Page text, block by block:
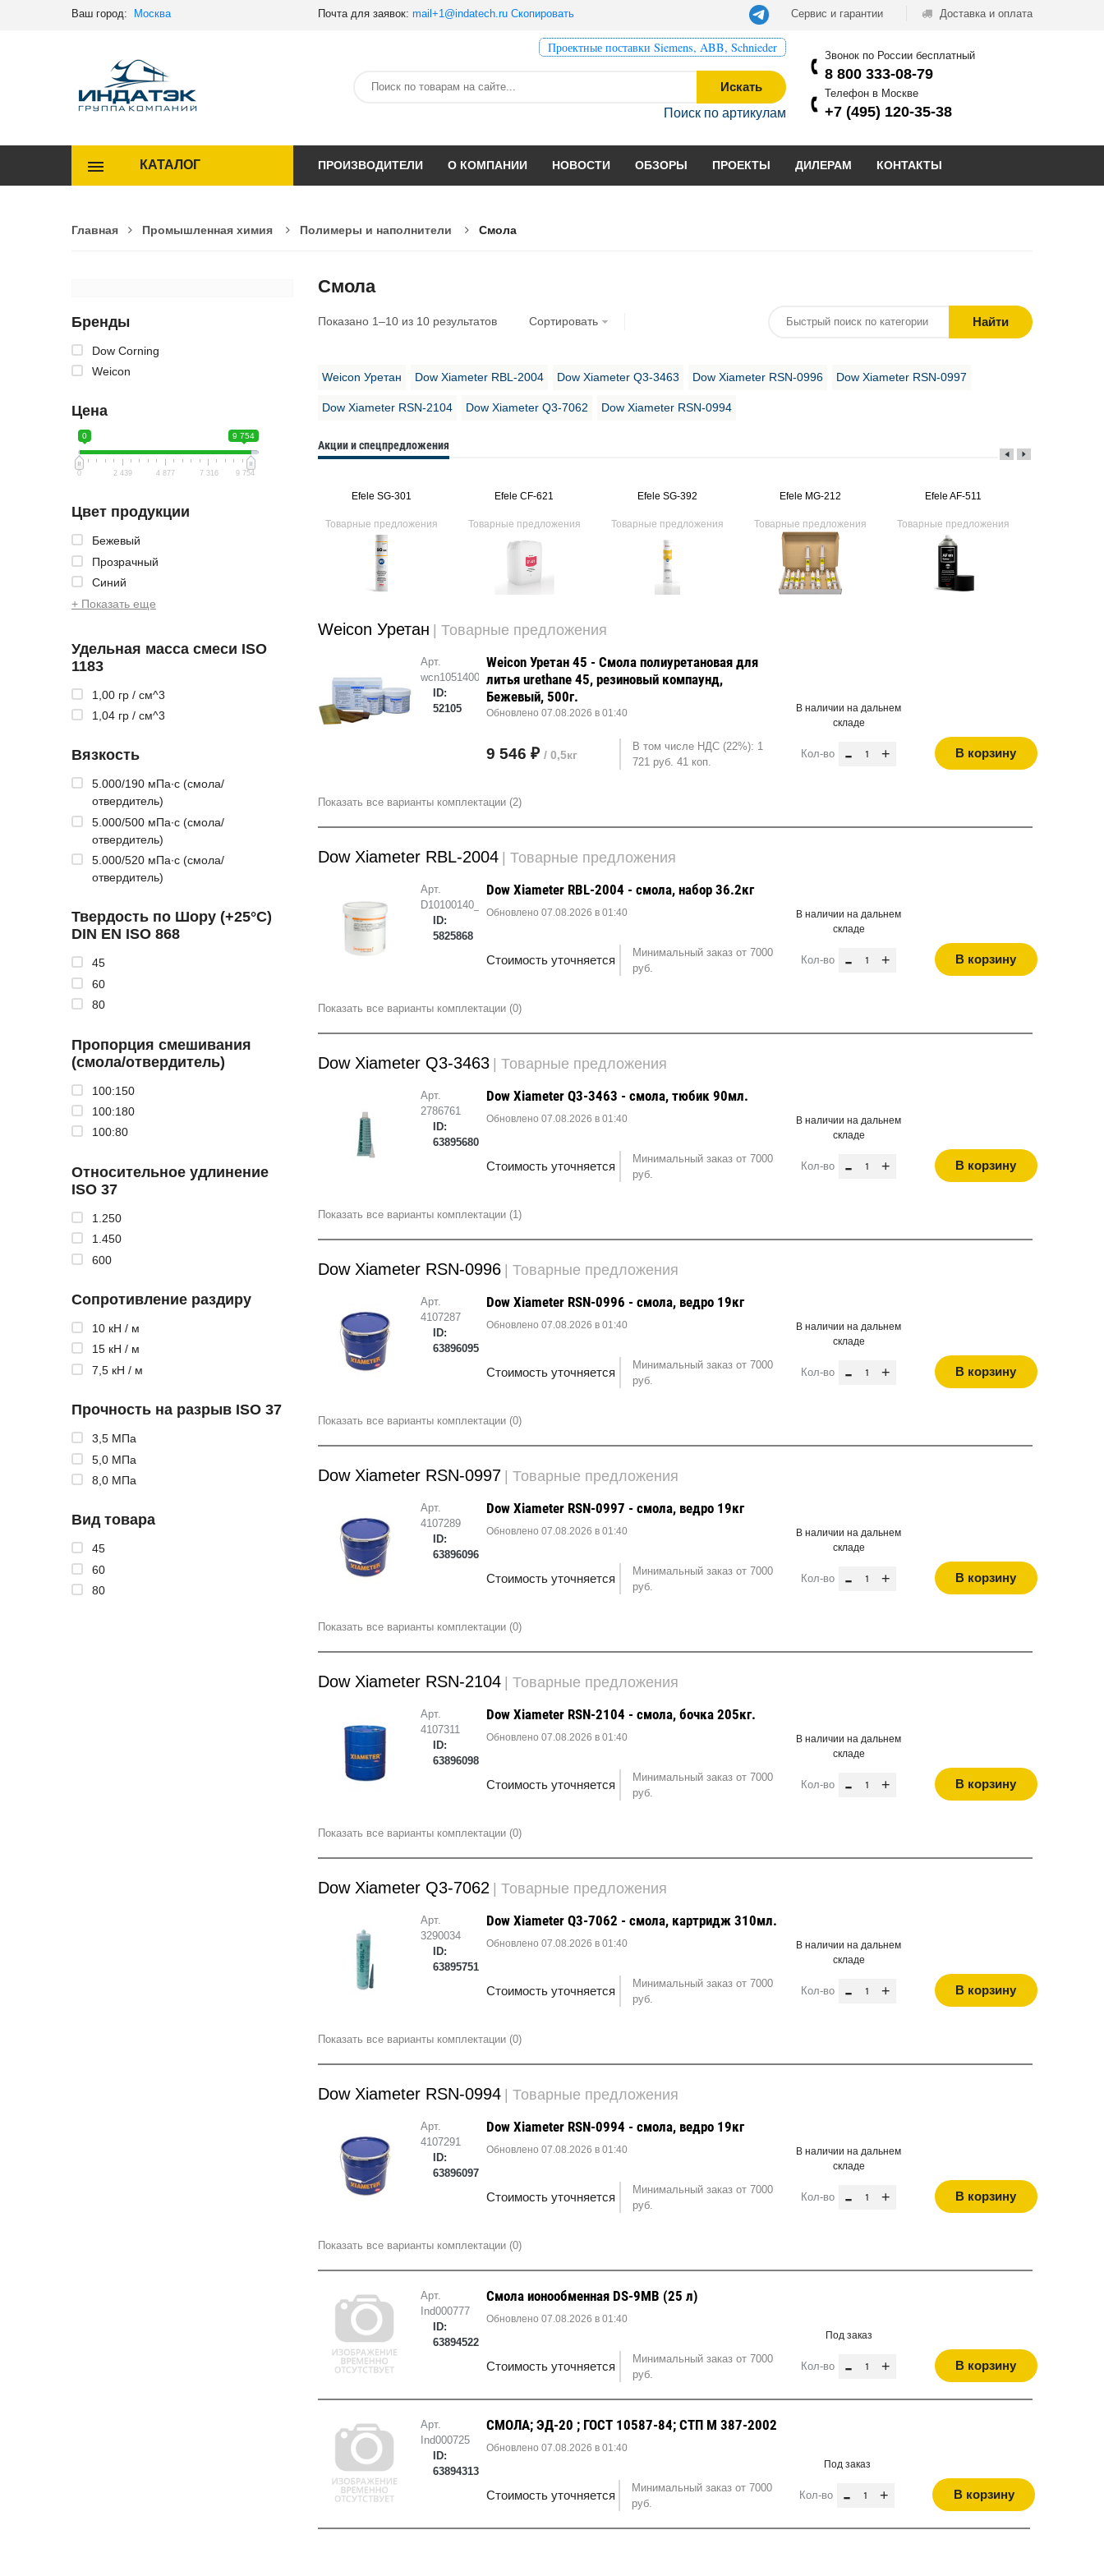
Ваш город: Москва Почта для заявок: mail+1@indatech.ru Скопировать Сервис и гарантии Доставка и оплата
Проектные поставки Siemens, ABB, Schnieder
Искать
Поиск по артикулам
Звонок по России бесплатный
8 800 333-08-79
Телефон в Москве
+7 (495) 120-35-38
КАТАЛОГ ПРОИЗВОДИТЕЛИ О КОМПАНИИ НОВОСТИ ОБЗОРЫ ПРОЕКТЫ ДИЛЕРАМ КОНТАКТЫ
Главная Промышленная химия Полимеры и наполнители Смола
Бренды
Dow Corning
Weicon
Цена
0 9 754
0 2 439 4 877 7 316 9 754
Цвет продукции
Бежевый
Прозрачный
Синий
+ Показать еще
Удельная масса смеси ISO
1183
1,00 гр / см^3
1,04 гр / см^3
Вязкость
5.000/190 мПа∙с (смола/
отвердитель)
5.000/500 мПа∙с (смола/
отвердитель)
5.000/520 мПа∙с (смола/
отвердитель)
Твердость по Шору (+25°C)
DIN EN ISO 868
45
60
80
Пропорция смешивания
(смола/отвердитель)
100:150
100:180
100:80
Относительное удлинение
ISO 37
1.250
1.450
600
Сопротивление раздиру
10 кН / м
15 кН / м
7,5 кН / м
Прочность на разрыв ISO 37
3,5 МПа
5,0 МПа
8,0 МПа
Вид товара
45
60
80
Смола
Показано 1–10 из 10 результатов Сортировать Найти
Weicon Уретан Dow Xiameter RBL-2004 Dow Xiameter Q3-3463 Dow Xiameter RSN-0996 Dow Xiameter RSN-0997
Dow Xiameter RSN-2104 Dow Xiameter Q3-7062 Dow Xiameter RSN-0994
Акции и спецпредложения
Efele SG-301
Товарные предложения
Efele CF-621
Товарные предложения
Efele SG-392
Товарные предложения
Efele MG-212
Товарные предложения
Efele AF-511
Товарные предложения
Weicon Уретан | Товарные предложения
Арт.
wcn10514005
ID:
52105
Weicon Уретан 45 - Смола полиуретановая для
литья urethane 45, резиновый компаунд,
Бежевый, 500г.
Обновлено 07.08.2026 в 01:40
9 546 ₽/ 0,5кг
В том числе НДС (22%): 1
721 руб. 41 коп.
В наличии на дальнем
складе
Кол-во - + В корзину
Показать все варианты комплектации (2)
Dow Xiameter RBL-2004 | Товарные предложения
Арт.
D10100140_KIT40K
ID:
5825868
Dow Xiameter RBL-2004 - смола, набор 36.2кг
Обновлено 07.08.2026 в 01:40
Стоимость уточняется
Минимальный заказ от 7000
руб.
В наличии на дальнем
складе
Кол-во - + В корзину
Показать все варианты комплектации (0)
Dow Xiameter Q3-3463 | Товарные предложения
Арт.
2786761
ID:
63895680
Dow Xiameter Q3-3463 - смола, тюбик 90мл.
Обновлено 07.08.2026 в 01:40
Стоимость уточняется
Минимальный заказ от 7000
руб.
В наличии на дальнем
складе
Кол-во - + В корзину
Показать все варианты комплектации (1)
Dow Xiameter RSN-0996 | Товарные предложения
Арт.
4107287
ID:
63896095
Dow Xiameter RSN-0996 - смола, ведро 19кг
Обновлено 07.08.2026 в 01:40
Стоимость уточняется
Минимальный заказ от 7000
руб.
В наличии на дальнем
складе
Кол-во - + В корзину
Показать все варианты комплектации (0)
Dow Xiameter RSN-0997 | Товарные предложения
Арт.
4107289
ID:
63896096
Dow Xiameter RSN-0997 - смола, ведро 19кг
Обновлено 07.08.2026 в 01:40
Стоимость уточняется
Минимальный заказ от 7000
руб.
В наличии на дальнем
складе
Кол-во - + В корзину
Показать все варианты комплектации (0)
Dow Xiameter RSN-2104 | Товарные предложения
Арт.
4107311
ID:
63896098
Dow Xiameter RSN-2104 - смола, бочка 205кг.
Обновлено 07.08.2026 в 01:40
Стоимость уточняется
Минимальный заказ от 7000
руб.
В наличии на дальнем
складе
Кол-во - + В корзину
Показать все варианты комплектации (0)
Dow Xiameter Q3-7062 | Товарные предложения
Арт.
3290034
ID:
63895751
Dow Xiameter Q3-7062 - смола, картридж 310мл.
Обновлено 07.08.2026 в 01:40
Стоимость уточняется
Минимальный заказ от 7000
руб.
В наличии на дальнем
складе
Кол-во - + В корзину
Показать все варианты комплектации (0)
Dow Xiameter RSN-0994 | Товарные предложения
Арт.
4107291
ID:
63896097
Dow Xiameter RSN-0994 - смола, ведро 19кг
Обновлено 07.08.2026 в 01:40
Стоимость уточняется
Минимальный заказ от 7000
руб.
В наличии на дальнем
складе
Кол-во - + В корзину
Показать все варианты комплектации (0)
Арт.
Ind000777
ID:
63894522
Смола ионообменная DS-9MB (25 л)
Обновлено 07.08.2026 в 01:40
Стоимость уточняется
Минимальный заказ от 7000
руб.
Под заказ
Кол-во - + В корзину
Арт.
Ind000725
ID:
63894313
СМОЛА; ЭД-20 ; ГОСТ 10587-84; СТП М 387-2002
Обновлено 07.08.2026 в 01:40
Стоимость уточняется
Минимальный заказ от 7000
руб.
Под заказ
Кол-во - + В корзину